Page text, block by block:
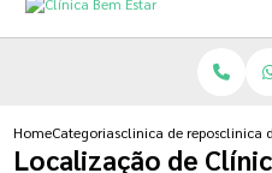
HomeCategoriasclinica de reposicao
clinica
Localização de